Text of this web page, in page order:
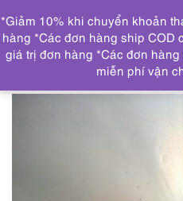
Trang chủ THƯƠNG HIỆU
trong nữ/Kính mát-Khá mới-
*Giảm 10% khi chuyển khoản
hàng *Các đơn hàng ship COD
giá trị đơn hàng *Các đơn
miễn phí vận